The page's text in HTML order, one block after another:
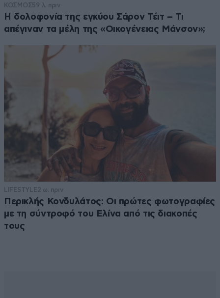
ΚΟΣΜΟΣ59 λ. πριν
Η δολοφονία της εγκύου Σάρον Τέιτ – Τι
απέγιναν τα μέλη της «Οικογένειας Μάνσον»;
LIFESTYLE2 ω. πριν
Περικλής Κονδυλάτος: Οι πρώτες φωτογραφίες
με τη σύντροφό του Ελίνα από τις διακοπές
τους